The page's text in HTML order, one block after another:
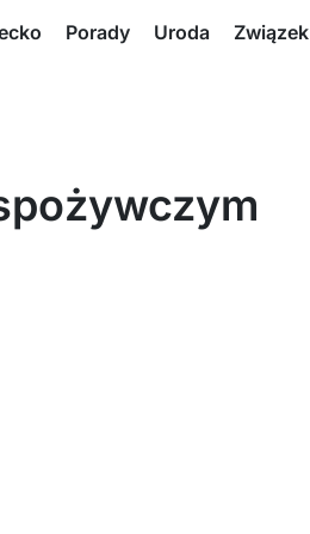
Porady Uroda Związek